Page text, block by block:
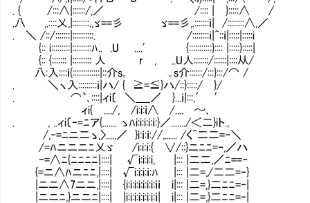
. { /:::∧|::::::/,／ /:::: | }:::::∧ /
.八 ,.::::乂,|::::::::.,ゞ==彡 ゞ==彡,.:::::::ｉ| /::::::::∧,／
. ＼ /::/:::::::|::::::::::. /::::::::ｉ|^::ｉ|:::::|:::::i
{:: i:::::::::|:::::::::ﾊ.. .U ....' {:::::::::::}:::: |:::::}:::::|
{:: {::::::: |::::::::: 人 r , ..U人:::::::/::::::|::::从/
八:入::::ｉ{:::::::::::::|::介s｡ ｡s介::::::/:::}:::/⌒ /
. ＼ヽ入:::::::::ｉ|ハ/ { ≧=≦}ハ/::}:::::/Ⅵ}/
. ⌒`､::::|ィi〔 ＼＿_／ }...ｉ|:::,′ ′
ィi{Ⅵ..../, /i:i:ｉ∧ /....Ⅳ～､
. , ..ィi〔‐=ﾆア{....... ゝﾊi:i:i:i:ｉ:}／......./＜二}iト.,
/,‐=ﾆニ二ゝ,〉.....／ }i:ｉ:ｉ://,...... /く^二二=‐＼
/=ﾊニニニﾆ乂ゞ /i:i:ｉ:{ ∨/::}ニﾆﾆ=‐,／ハ
‐=∧ﾆ{ﾆﾆﾆﾆ|::::| √i:i:i:i, |::: |二二,／ﾆ==‐
{=ニ∧ﾊニﾆﾆ,|::::| √i:i:i:ｉ:ﾊ |::: |二=,/二二=‐}
|ニニ∧7ニニ,|::::| {i:i:i:i:i:i:i:ｉｉ i|::: |二=,}二ﾆﾆ=‐|
|ニニﾆ,}ニニﾆ|::::| |i:i:i:i:i:i:i:ｉ| i|::: |二=,}二ﾆﾆ=‐|